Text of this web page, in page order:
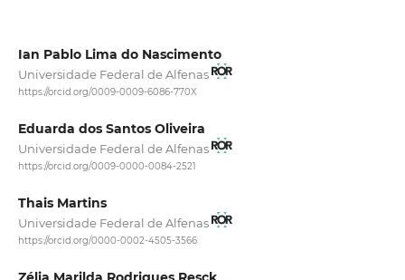
Ian Pablo Lima do Nascimento
Universidade Federal de Alfenas
https://orcid.org/0009-0009-6086-770X
Eduarda dos Santos Oliveira
Universidade Federal de Alfenas
https://orcid.org/0009-0000-0084-2521
Thais Martins
Universidade Federal de Alfenas
https://orcid.org/0000-0002-4505-3566